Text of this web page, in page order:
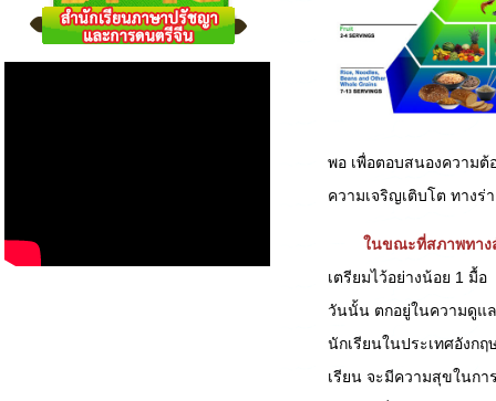
พอ เพื่อตอบสนองความต้
ความเจริญเติบโต ทางร่
ในขณะที่สภาพทาง
เตรียมไว้อย่างน้อย 1 มื้
วันนั้น ตกอยู่ในความดูแล
นักเรียนในประเทศอังก
เรียน จะมีความสุขในก